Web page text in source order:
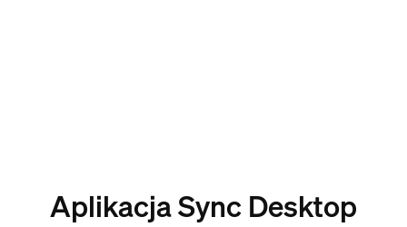
Aplikacja Sync Desktop